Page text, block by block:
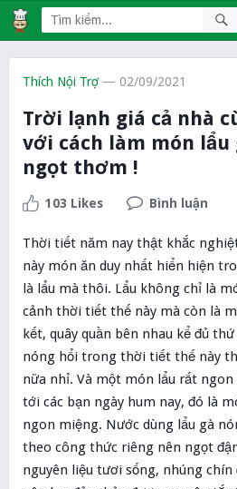
Thích Nội Trợ — 02/09/2021
Trời lạnh giá cả nhà
với cách làm món lẩu
ngọt thơm !
103 Likes Bình luận
Thời tiết năm nay thật khắc
này món ăn duy nhất hiển hiện
là lẩu mà thôi. Lẩu không chỉ là
cảnh thời tiết thế này mà còn là
kết, quây quần bên nhau kể đủ
nóng hổi trong thời tiết thế này
nữa nhỉ. Và một món lẩu rất
tới các bạn ngày hum nay, đó là
ngon miệng. Nước dùng lẩu gà
theo công thức riêng nên ngọt
nguyên liệu tươi sống, nhúng chín